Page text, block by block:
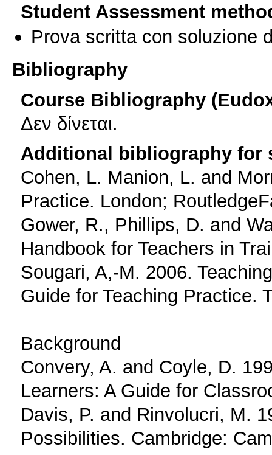
Student Assessment
Prova scritta con soluzione
Bibliography
Course Bibliography
Δεν δίνεται.
Additional bibliography for
Cohen, L. Manion, L. and
Practice. London;
Gower, R., Phillips, D. and
Handbook for Teachers in
Sougari, A,-M. 2006.
Guide for Teaching Practice.
Background
Convery, A. and Coyle, D.
Learners: A Guide for
Davis, P. and Rinvolucri, M.
Possibilities. Cambridge: